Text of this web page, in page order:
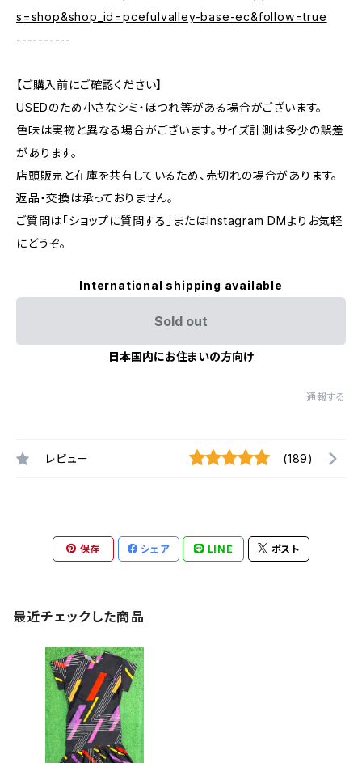
s=shop&shop_id=pcefulvalley-base-ec&follow=true
----------
【ご購入前にご確認ください】
USEDのため小さなシミ・ほつれ等がある場合がございます。
色味は実物と異なる場合がございます。サイズ計測は多少の誤差
があります。
店頭販売と在庫を共有しているため、売切れの場合があります。
返品・交換は承っておりません。
ご質問は「ショップに質問する」またはInstagram DMよりお気軽
にどうぞ。
International shipping available
Sold out
日本国内にお住まいの方向け
通報する
レビュー (189)
保存 シェア LINE ポスト
最近チェックした商品